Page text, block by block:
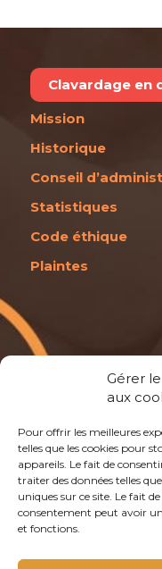
Gérer
aux
Pour offrir les meilleures
telles que les cookies pour
appareils. Le fait de
traiter des données telles
uniques sur ce site. Le fait
consentement peut avoir
et fonctions.
Clavardage en
Mission
Historique
Conseil
Statistiques
Code éthique
Plaintes
1
1
Restez
Rejoignez notre